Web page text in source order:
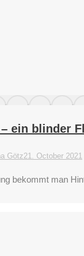
ein blinder
Götz21. October 2021
bekommt man